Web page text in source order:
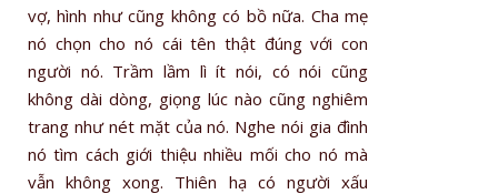
vợ, hình như cũng không có bồ nữa. Cha mẹ
nó chọn cho nó cái tên thật đúng với con
người nó. Trầm lầm lì ít nói, có nói cũng
không dài dòng, giọng lúc nào cũng nghiêm
trang như nét mặt của nó. Nghe nói gia đình
nó tìm cách giới thiệu nhiều mối cho nó mà
vẫn không xong. Thiên hạ có người xấu